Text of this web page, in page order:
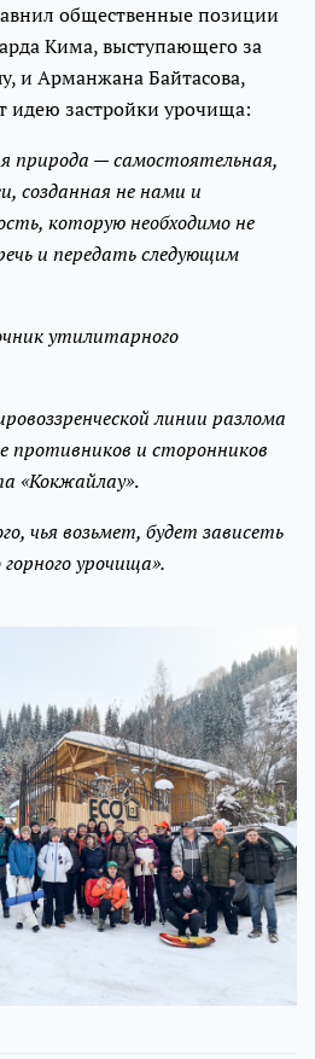
общественные позиции
Кима, выступающего за
и Арманжана Байтасова,
идею застройки урочища:
природа — самостоятельная,
созданная не нами и
которую необходимо не
и передать следующим
утилитарного
линии разлома
противников и сторонников
«Кокжайлау».
чья возьмет, будет зависеть
урочища».